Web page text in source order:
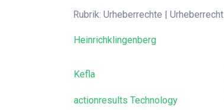
Rubrik: Urheberrechte | Urheberrecht
Heinrichklingenberg
Kefla
actionresults Technology